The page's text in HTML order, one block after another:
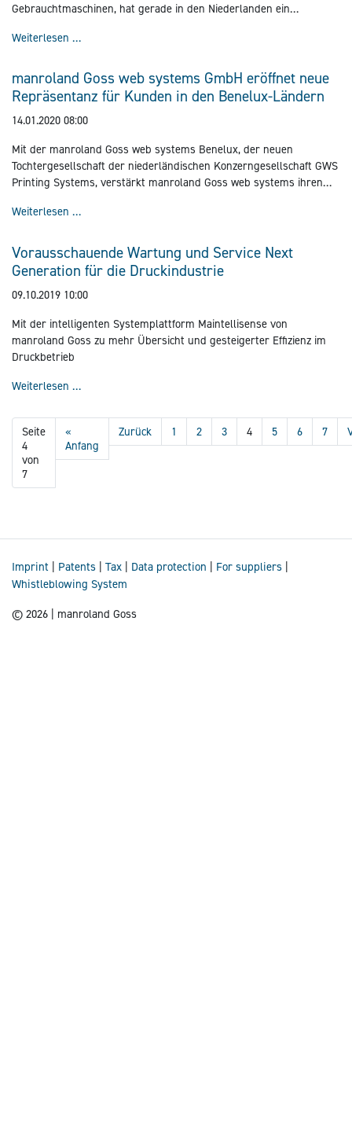
Gebrauchtmaschinen, hat gerade in den Niederlanden ein
druckmaschine in Rekordzeit abgeschlossen.
Weiterlesen …
manroland Goss web systems GmbH eröffnet neue
Repräsentanz für Kunden in den Benelux-Ländern
14.01.2020 08:00
Mit der manroland Goss web systems Benelux, der neuen
Tochtergesellschaft der niederländischen Konzerngesellschaft GWS
Printing Systems, verstärkt manroland Goss web systems ihren
Weiterlesen …
Vorausschauende Wartung und Service Next
Generation für die Druckindustrie
09.10.2019 10:00
Mit der intelligenten Systemplattform Maintellisense von
manroland Goss zu mehr Übersicht und gesteigerter Effizienz im
Druckbetrieb
Weiterlesen …
Seite
4
von
7
«
Anfang
Zurück 1 2 3 4 5 6 7
Imprint Patents Tax Data protection For suppliers
Whistleblowing System
© 2026 | manroland Goss